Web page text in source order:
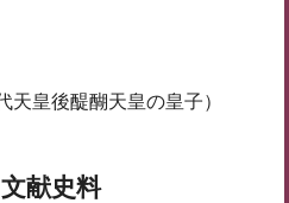
天皇後醍醐天皇の皇子）
献史料